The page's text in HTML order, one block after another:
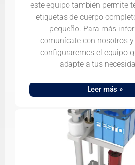
este equipo también permite
etiquetas de cuerpo
pequeño. Para más
comunícate con nosotros
configuraremos el equipo
adapte a tus
Leer más »